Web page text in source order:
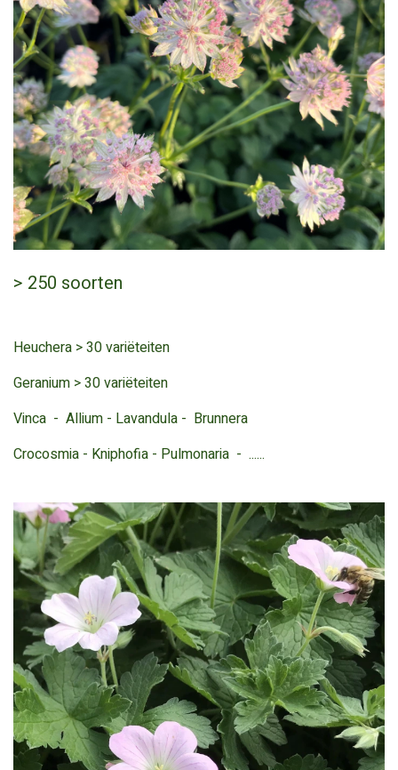
> 250 soorten
Heuchera > 30 variëteiten
Geranium > 30 variëteiten
Vinca - Allium - Lavandula - Brunnera
Crocosmia - Kniphofia - Pulmonaria - ......